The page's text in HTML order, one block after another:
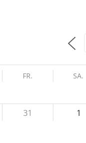
FR. SA.
31 1